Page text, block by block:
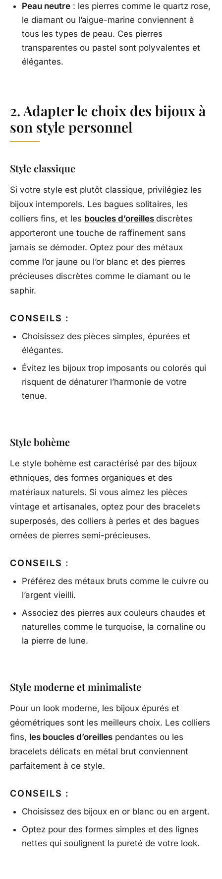
Peau neutre : les pierres comme le quartz rose,
le diamant ou l’aigue-marine conviennent à
tous les types de peau. Ces pierres
transparentes ou pastel sont polyvalentes et
élégantes.
2. Adapter le choix des bijoux à
son style personnel
Style classique
Si votre style est plutôt classique, privilégiez les
bijoux intemporels. Les bagues solitaires, les
colliers fins, et les boucles d’oreilles discrètes
apporteront une touche de raffinement sans
jamais se démoder. Optez pour des métaux
comme l’or jaune ou l’or blanc et des pierres
précieuses discrètes comme le diamant ou le
saphir.
CONSEILS :
Choisissez des pièces simples, épurées et
élégantes.
Évitez les bijoux trop imposants ou colorés qui
risquent de dénaturer l’harmonie de votre
tenue.
Style bohème
Le style bohème est caractérisé par des bijoux
ethniques, des formes organiques et des
matériaux naturels. Si vous aimez les pièces
vintage et artisanales, optez pour des bracelets
superposés, des colliers à perles et des bagues
ornées de pierres semi-précieuses.
CONSEILS :
Préférez des métaux bruts comme le cuivre ou
l’argent vieilli.
Associez des pierres aux couleurs chaudes et
naturelles comme le turquoise, la cornaline ou
la pierre de lune.
Style moderne et minimaliste
Pour un look moderne, les bijoux épurés et
géométriques sont les meilleurs choix. Les colliers
fins, les boucles d’oreilles pendantes ou les
bracelets délicats en métal brut conviennent
parfaitement à ce style.
CONSEILS :
Choisissez des bijoux en or blanc ou en argent.
Optez pour des formes simples et des lignes
nettes qui soulignent la pureté de votre look.